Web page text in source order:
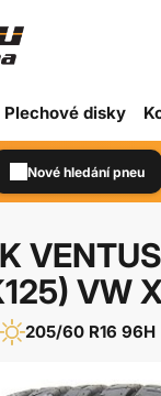
Plechové disky
Nové hledání pneu
VW
205/60 R16 96H